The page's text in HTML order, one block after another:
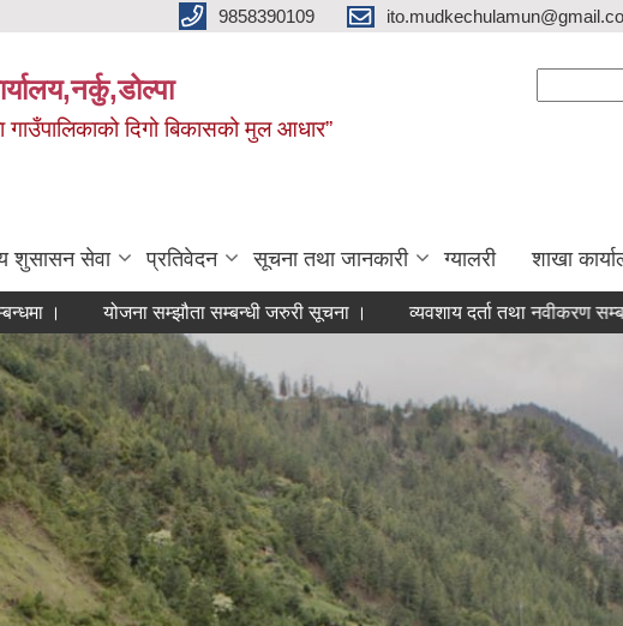
9858390109
गाउँपालिकाको दिगो बिकासको मुल आधार”
शुसासन सेवा प्रतिवेदन सूचना तथा जानकारी ग्यालरी शाखा
योजना सम्झौता सम्बन्धी जरुरी सूचना । व्यवशाय दर्ता तथा नवीकरण सम्बन्धि सूचना ।